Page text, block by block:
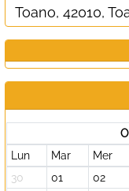
Toano, 42010,
Lun
Mar Mer
30
01 02